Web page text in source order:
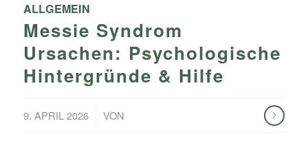
ALLGEMEIN
Messie Syndrom
Ursachen: Psychologische
Hintergründe & Hilfe
9. APRIL 2026 VON